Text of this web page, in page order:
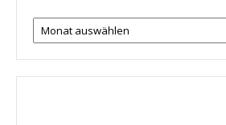
Archiv